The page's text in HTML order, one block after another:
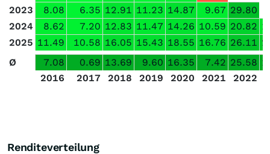
2023
8.08 6.35 12.91 11.23 14.87 9.67 29.80
2024
8.62 7.20 12.83 11.47 14.26 10.59 20.82
2025 11.49 10.58 16.05 15.43 18.55 16.76 26.11
Ø
7.08 0.69 13.69 9.60 16.35 7.42 25.58
2016
2017 2018 2019 2020 2021 2022
Renditeverteilung